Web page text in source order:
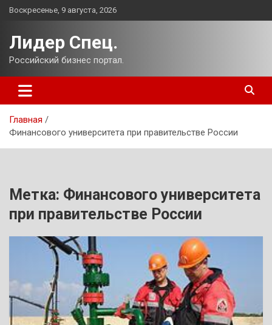
Перейти
Воскресенье, 9 августа, 2026
Лидер Спец.
Российский бизнес портал.
Главная
Финансового университета при правительстве России
Метка: Финансового университета
при правительстве России